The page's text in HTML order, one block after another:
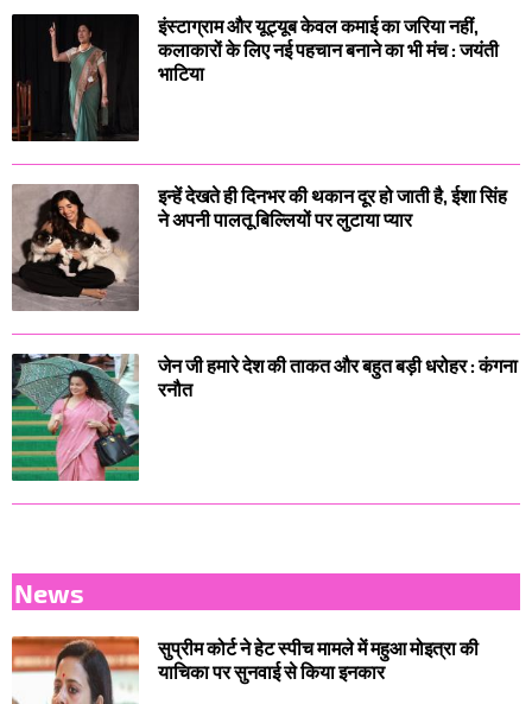
इंस्टाग्राम और यूट्यूब केवल कमाई का जरिया नहीं,
कलाकारों के लिए नई पहचान बनाने का भी मंच : जयंती
भाटिया
इन्हें देखते ही दिनभर की थकान दूर हो जाती है, ईशा सिंह
ने अपनी पालतू बिल्लियों पर लुटाया प्यार
जेन जी हमारे देश की ताकत और बहुत बड़ी धरोहर : कंगना
रनौत
News
सुप्रीम कोर्ट ने हेट स्पीच मामले में महुआ मोइत्रा की
याचिका पर सुनवाई से किया इनकार